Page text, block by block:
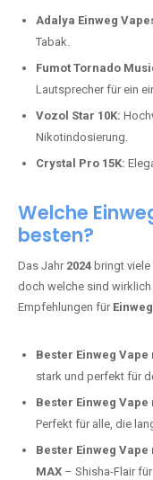
Adalya Einweg
Tabak.
Fumot Tornado
Lautsprecher für ein
Vozol Star 10K:
Nikotindosierung.
Crystal Pro 15K:
Welche
besten?
Das Jahr 2024 bringt
doch welche sind
Empfehlungen für
Bester Einweg Vape
stark und perfekt für
Bester Einweg Vape
Perfekt für alle, die
Bester Einweg Vape
MAX – Shisha-Flair